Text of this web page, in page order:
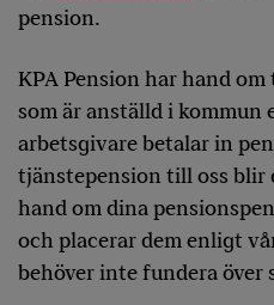
pension.
KPA Pension har hand
som är anställd i kommun
arbetsgivare betalar in
tjänstepension till oss blir
hand om dina
och placerar dem enligt
behöver inte fundera över